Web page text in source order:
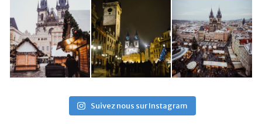
Suivez nous sur Instagram